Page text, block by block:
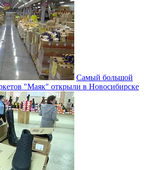
Самый большой
"Маяк" открыли в Новосибирске